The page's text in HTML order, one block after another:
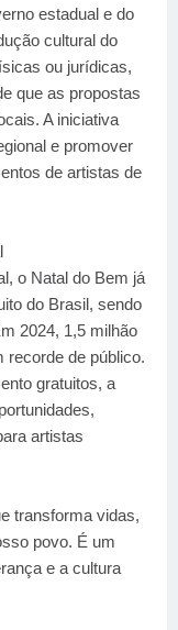
estadual e do
cultural do
ou jurídicas,
que as propostas
A iniciativa
e promover
de artistas de
o Natal do Bem já
do Brasil, sendo
2024, 1,5 milhão
recorde de público.
gratuitos, a
artistas
transforma vidas,
povo. É um
e a cultura